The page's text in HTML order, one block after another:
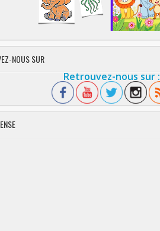
NOUS SUR
Retrouvez-nous sur :